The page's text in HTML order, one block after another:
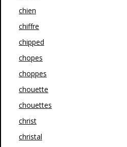
chien
chiffre
chipped
chopes
choppes
chouette
chouettes
christ
christal